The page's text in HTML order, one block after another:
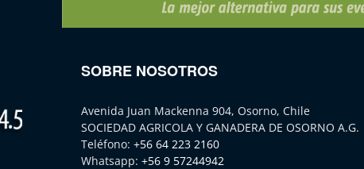
SOBRE NOSOTROS
Avenida Juan Mackenna 904, Osorno, Chile
SOCIEDAD AGRICOLA Y GANADERA DE OSORNO A.G.
Teléfono: +56 64 223 2160
Whatsapp: +56 9 57244942